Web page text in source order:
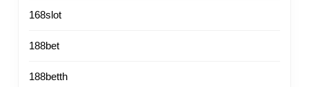
168slot
188bet
188betth